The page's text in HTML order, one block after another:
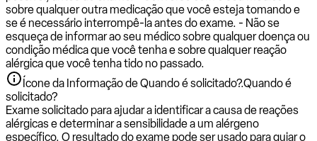
sobre qualquer outra medicação que você esteja tomando e
se é necessário interrompê-la antes do exame. - Não se
esqueça de informar ao seu médico sobre qualquer doença ou
condição médica que você tenha e sobre qualquer reação
alérgica que você tenha tido no passado.
Ícone da Informação de Quando é solicitado?.Quando é
solicitado?
Exame solicitado para ajudar a identificar a causa de reações
alérgicas e determinar a sensibilidade a um alérgeno
específico. O resultado do exame pode ser usado para guiar o